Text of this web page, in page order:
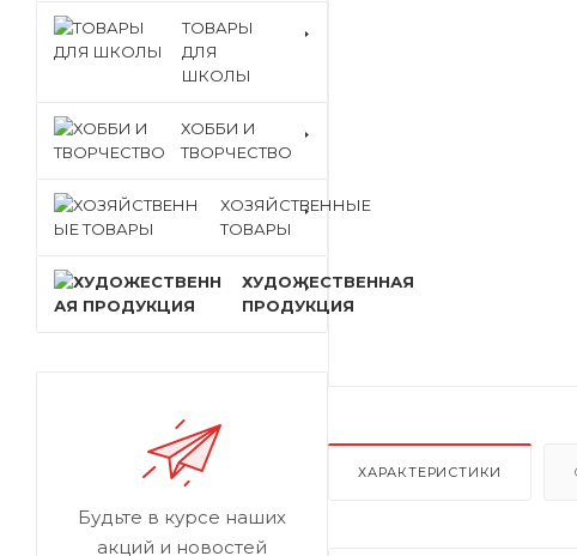
ХАРАКТЕРИСТИКИ
ТОВАРЫ
ДЛЯ
ШКОЛЫ
ХОББИ И
ТВОРЧЕСТВО
ХОЗЯЙСТВЕННЫЕ
ТОВАРЫ
ХУДОЖЕСТВЕННАЯ
ПРОДУКЦИЯ
Будьте в курсе наших
акций и новостей